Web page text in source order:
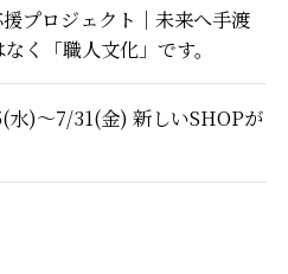
プロジェクト｜未来へ手渡
く「職人文化」です。
水)～7/31(金) 新しいSHOPが